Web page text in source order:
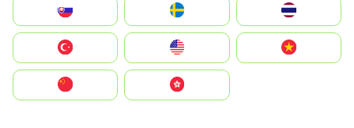
United States
中國香港特別行政區